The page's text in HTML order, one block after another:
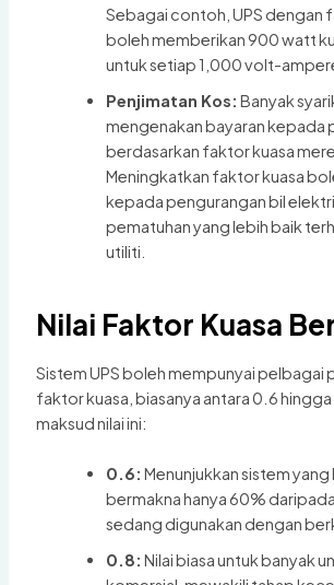
Sebagai contoh, UPS dengan
boleh memberikan 900 watt
untuk setiap 1,000 volt-
Penjimatan Kos: Banyak
mengenakan bayaran kepada
berdasarkan faktor kuasa
Meningkatkan faktor kuasa
kepada pengurangan bil
pematuhan yang lebih baik
utiliti.
Nilai Faktor Kuasa
Sistem UPS boleh mempunyai pelbagai
faktor kuasa, biasanya antara 0.6 hingga
maksud nilai ini:
0.6: Menunjukkan sistem yang
bermakna hanya 60%
sedang digunakan dengan
0.8: Nilai biasa untuk banyak